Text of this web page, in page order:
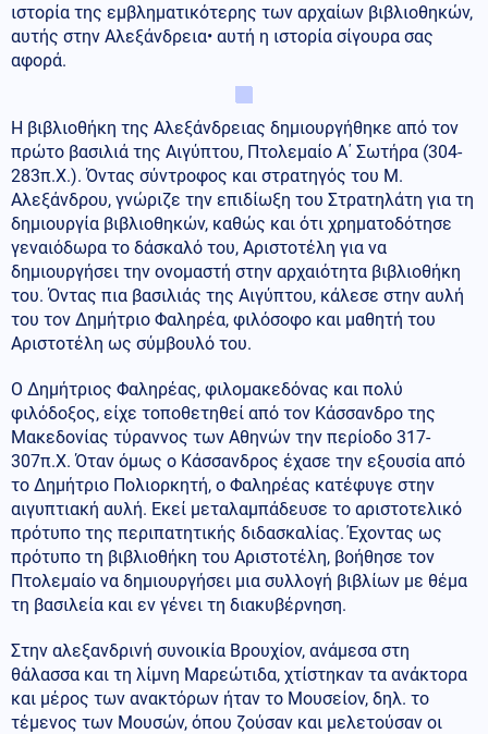
ιστορία της εμβληματικότερης των αρχαίων βιβλιοθηκών,
αυτής στην Αλεξάνδρεια• αυτή η ιστορία σίγουρα σας
αφορά.
Η βιβλιοθήκη της Αλεξάνδρειας δημιουργήθηκε από τον
πρώτο βασιλιά της Αιγύπτου, Πτολεμαίο Α΄ Σωτήρα (304-
283π.Χ.). Όντας σύντροφος και στρατηγός του Μ.
Αλεξάνδρου, γνώριζε την επιδίωξη του Στρατηλάτη για τη
δημιουργία βιβλιοθηκών, καθώς και ότι χρηματοδότησε
γεναιόδωρα το δάσκαλό του, Αριστοτέλη για να
δημιουργήσει την ονομαστή στην αρχαιότητα βιβλιοθήκη
του. Όντας πια βασιλιάς της Αιγύπτου, κάλεσε στην αυλή
του τον Δημήτριο Φαληρέα, φιλόσοφο και μαθητή του
Αριστοτέλη ως σύμβουλό του.
Ο Δημήτριος Φαληρέας, φιλομακεδόνας και πολύ
φιλόδοξος, είχε τοποθετηθεί από τον Κάσσανδρο της
Μακεδονίας τύραννος των Αθηνών την περίοδο 317-
307π.Χ. Όταν όμως ο Κάσσανδρος έχασε την εξουσία από
το Δημήτριο Πολιορκητή, ο Φαληρέας κατέφυγε στην
αιγυπτιακή αυλή. Εκεί μεταλαμπάδευσε το αριστοτελικό
πρότυπο της περιπατητικής διδασκαλίας. Έχοντας ως
πρότυπο τη βιβλιοθήκη του Αριστοτέλη, βοήθησε τον
Πτολεμαίο να δημιουργήσει μια συλλογή βιβλίων με θέμα
τη βασιλεία και εν γένει τη διακυβέρνηση.
Στην αλεξανδρινή συνοικία Βρουχίον, ανάμεσα στη
θάλασσα και τη λίμνη Μαρεώτιδα, χτίστηκαν τα ανάκτορα
και μέρος των ανακτόρων ήταν το Μουσείον, δηλ. το
τέμενος των Μουσών, όπου ζούσαν και μελετούσαν οι